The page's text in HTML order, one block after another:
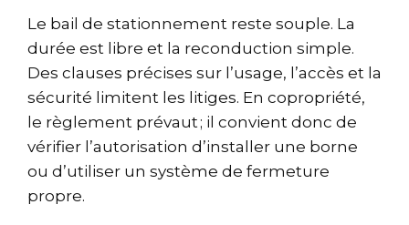
Le bail de stationnement reste souple. La
durée est libre et la reconduction simple.
Des clauses précises sur l’usage, l’accès et la
sécurité limitent les litiges. En copropriété,
le règlement prévaut ; il convient donc de
vérifier l’autorisation d’installer une borne
ou d’utiliser un système de fermeture
propre.